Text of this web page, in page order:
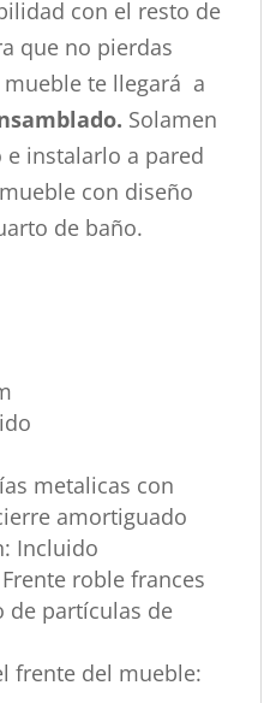
con el resto de
que no pierdas
te llegará a
Solamen
instalarlo a pared
con diseño
de baño.
metalicas con
amortiguado
Incluido
Frente roble frances
de partículas de
frente del mueble: